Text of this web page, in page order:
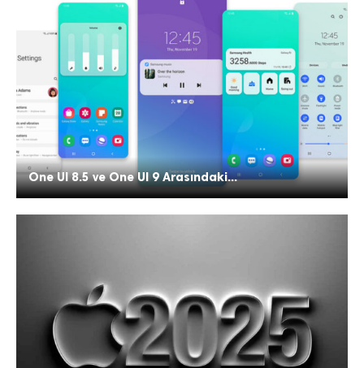
One UI 8.5 ve One UI 9 Arasındaki...